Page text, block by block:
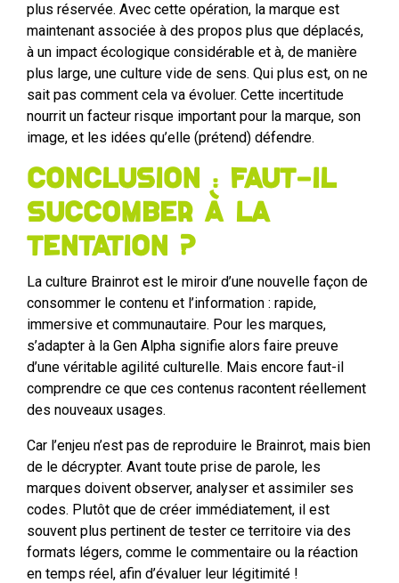
plus réservée. Avec cette opération, la marque est
maintenant associée à des propos plus que déplacés,
à un impact écologique considérable et à, de manière
plus large, une culture vide de sens. Qui plus est, on ne
sait pas comment cela va évoluer. Cette incertitude
nourrit un facteur risque important pour la marque, son
image, et les idées qu’elle (prétend) défendre.
Conclusion : faut-il
succomber à la
tentation ?
La culture Brainrot est le miroir d’une nouvelle façon de
consommer le contenu et l’information : rapide,
immersive et communautaire. Pour les marques,
s’adapter à la Gen Alpha signifie alors faire preuve
d’une véritable agilité culturelle. Mais encore faut-il
comprendre ce que ces contenus racontent réellement
des nouveaux usages.
Car l’enjeu n’est pas de reproduire le Brainrot, mais bien
de le décrypter. Avant toute prise de parole, les
marques doivent observer, analyser et assimiler ses
codes. Plutôt que de créer immédiatement, il est
souvent plus pertinent de tester ce territoire via des
formats légers, comme le commentaire ou la réaction
en temps réel, afin d’évaluer leur légitimité !